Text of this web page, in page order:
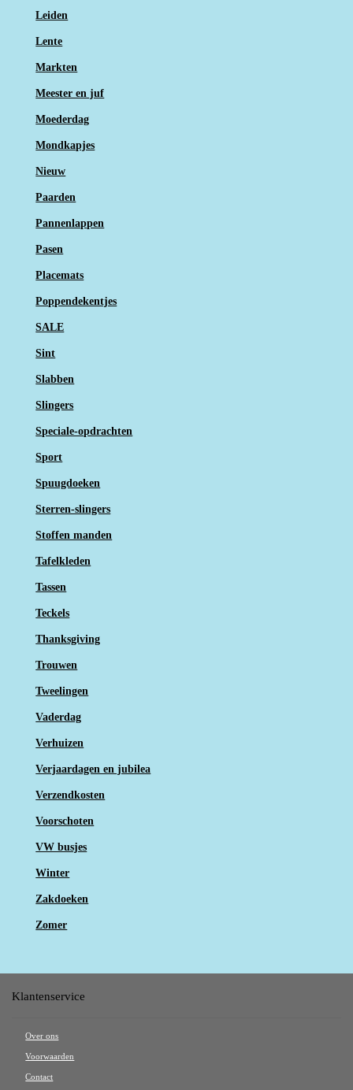
Leiden
Lente
Markten
Meester en juf
Moederdag
Mondkapjes
Nieuw
Paarden
Pannenlappen
Pasen
Placemats
Poppendekentjes
SALE
Sint
Slabben
Slingers
Speciale-opdrachten
Sport
Spuugdoeken
Sterren-slingers
Stoffen manden
Tafelkleden
Tassen
Teckels
Thanksgiving
Trouwen
Tweelingen
Vaderdag
Verhuizen
Verjaardagen en jubilea
Verzendkosten
Voorschoten
VW busjes
Winter
Zakdoeken
Zomer
Klantenservice
Over ons
Voorwaarden
Contact